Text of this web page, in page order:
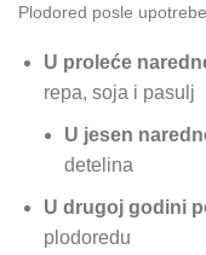
Plodored posle
U proleće
repa, soja i pasulj
U jesen
detelina
U drugoj godini
plodoredu